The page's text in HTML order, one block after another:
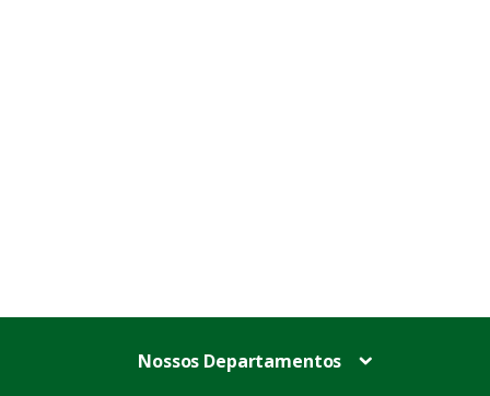
Nossos Departamentos